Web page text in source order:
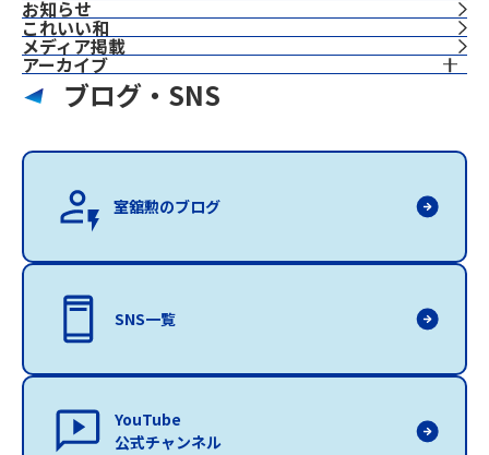
お知らせ
これいい和
⁨⁩メディア掲載
アーカイブ
ブログ・SNS
室舘勲のブログ
SNS一覧
YouTube
公式チャンネル